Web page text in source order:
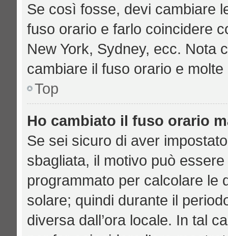
Se così fosse, devi cambiare
fuso orario e farlo coincidere
New York, Sydney, ecc. Nota
cambiare il fuso orario e
Top
Ho cambiato il fuso orario
Se sei sicuro di aver
sbagliata, il motivo può
programmato per calcolare le
solare; quindi durante il
diversa dall’ora locale. In tal